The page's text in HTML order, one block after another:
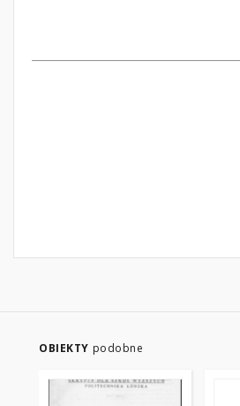
OBIEKTY podobne